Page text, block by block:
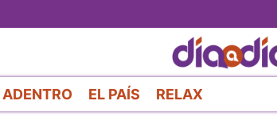
al
EL PAÍS RELAX